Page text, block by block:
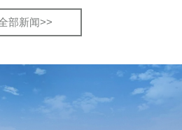
部新闻>>